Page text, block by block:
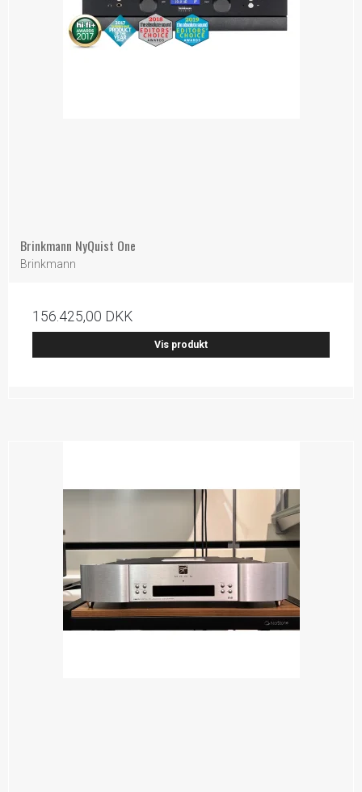
Brinkmann NyQuist One
Brinkmann
156.425,00 DKK
Vis produkt